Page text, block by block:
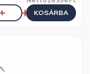
KOSÁRBA